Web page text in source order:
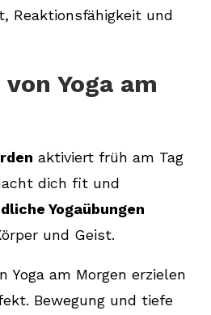
Reaktionsfähigkeit und
Yoga am
aktiviert früh am Tag
dich fit und
Yogaübungen
und Geist.
Yoga am Morgen erzielen
Bewegung und tiefe